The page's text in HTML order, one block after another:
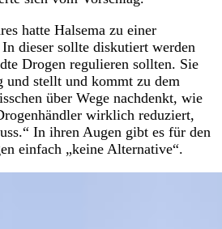
hatte Halsema zu einer
dieser sollte diskutiert werden
Drogen regulieren sollten. Sie
stellt und kommt zu dem
über Wege nachdenkt, wie
wirklich reduziert,
In ihren Augen gibt es für den
einfach „keine Alternative“.